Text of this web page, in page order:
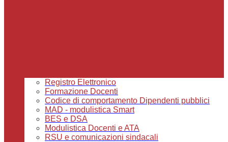
Registro Elettronico
Formazione Docenti
Codice di comportamento Dipendenti pubblici
MAD - modulistica Smart
BES e DSA
Modulistica Docenti e ATA
RSU e comunicazioni sindacali